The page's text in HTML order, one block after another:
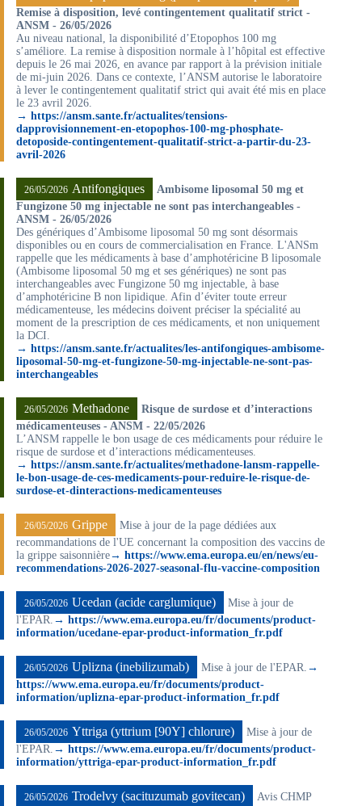
Remise à disposition, levé contingentement qualitatif strict -
ANSM - 26/05/2026
Au niveau national, la disponibilité d’Etopophos 100 mg
s’améliore. La remise à disposition normale à l’hôpital est effective
depuis le 26 mai 2026, en avance par rapport à la prévision initiale
de mi-juin 2026. Dans ce contexte, l’ANSM autorise le laboratoire
à lever le contingentement qualitatif strict qui avait été mis en place
le 23 avril 2026.
→ https://ansm.sante.fr/actualites/tensions-
dapprovisionnement-en-etopophos-100-mg-phosphate-
detoposide-contingentement-qualitatif-strict-a-partir-du-23-
avril-2026
26/05/2026 Antifongiques
Ambisome liposomal 50 mg et
Fungizone 50 mg injectable ne sont pas interchangeables -
ANSM - 26/05/2026
Des génériques d’Ambisome liposomal 50 mg sont désormais
disponibles ou en cours de commercialisation en France. L'ANSm
rappelle que les médicaments à base d’amphotéricine B liposomale
(Ambisome liposomal 50 mg et ses génériques) ne sont pas
interchangeables avec Fungizone 50 mg injectable, à base
d’amphotéricine B non lipidique. Afin d’éviter toute erreur
médicamenteuse, les médecins doivent préciser la spécialité au
moment de la prescription de ces médicaments, et non uniquement
la DCI.
→ https://ansm.sante.fr/actualites/les-antifongiques-ambisome-
liposomal-50-mg-et-fungizone-50-mg-injectable-ne-sont-pas-
interchangeables
26/05/2026 Methadone
Risque de surdose et d’interactions
médicamenteuses - ANSM - 22/05/2026
L’ANSM rappelle le bon usage de ces médicaments pour réduire le
risque de surdose et d’interactions médicamenteuses.
→ https://ansm.sante.fr/actualites/methadone-lansm-rappelle-
le-bon-usage-de-ces-medicaments-pour-reduire-le-risque-de-
surdose-et-dinteractions-medicamenteuses
26/05/2026 Grippe
Mise à jour de la page dédiées aux
recommandations de l'UE concernant la composition des vaccins de
la grippe saisonnière→ https://www.ema.europa.eu/en/news/eu-
recommendations-2026-2027-seasonal-flu-vaccine-composition
26/05/2026 Ucedan (acide carglumique)
Mise à jour de
l'EPAR. → https://www.ema.europa.eu/fr/documents/product-
information/ucedane-epar-product-information_fr.pdf
26/05/2026 Uplizna (inebilizumab) Mise à jour de l'EPAR. →
https://www.ema.europa.eu/fr/documents/product-
information/uplizna-epar-product-information_fr.pdf
26/05/2026 Yttriga (yttrium [90Y] chlorure)
Mise à jour de
l'EPAR. → https://www.ema.europa.eu/fr/documents/product-
information/yttriga-epar-product-information_fr.pdf
26/05/2026 Trodelvy (sacituzumab govitecan)
Avis CHMP